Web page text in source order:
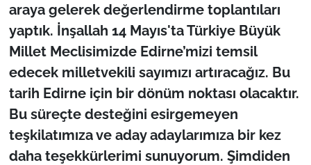
araya gelerek değerlendirme toplantıları
yaptık. İnşallah 14 Mayıs'ta Türkiye Büyük
Millet Meclisimizde Edirne’mizi temsil
edecek milletvekili sayımızı artıracağız. Bu
tarih Edirne için bir dönüm noktası olacaktır.
Bu süreçte desteğini esirgemeyen
teşkilatımıza ve aday adaylarımıza bir kez
daha teşekkürlerimi sunuyorum. Şimdiden